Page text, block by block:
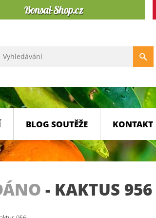
BLOG SOUTĚŽE KONTAKT
- KAKTUS 956